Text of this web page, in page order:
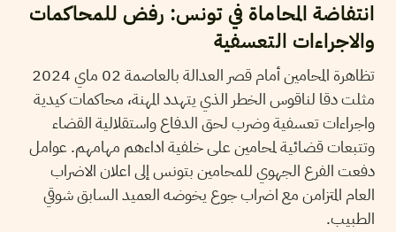
انتفاضة المحاماة في تونس: رفض للمحاكمات
والاجراءات التعسفية
تظاهرة المحامين أمام قصر العدالة بالعاصمة 02 ماي 2024
مثلت دقا لناقوس الخطر الذي يتهدد المهنة، محاكمات كيدية
واجراءات تعسفية وضرب لحق الدفاع واستقلالية القضاء
وتتبعات قضائية لمحامين على خلفية اداءهم مهامهم. عوامل
دفعت الفرع الجهوي للمحامين بتونس إلى اعلان الاضراب
العام المتزامن مع اضراب جوع يخوضه العميد السابق شوقي
الطبيب.